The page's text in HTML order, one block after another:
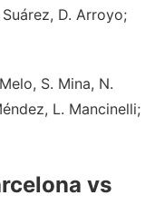
D. Arroyo;
S. Mina, N.
L. Mancinelli;
vs